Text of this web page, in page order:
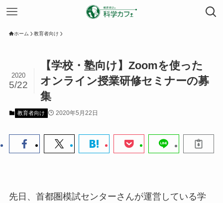
ホーム 教育者向け
【学校・塾向け】Zoomを使った
オンライン授業研修セミナーの募
集
2020
5/22
教育者向け 2020年5月22日
先日、首都圏模試センターさんが運営している学